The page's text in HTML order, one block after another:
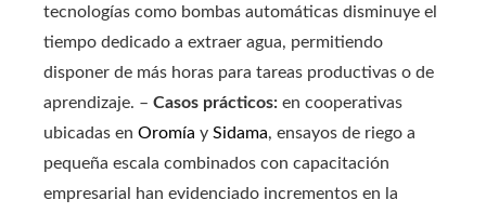
tecnologías como bombas automáticas disminuye el
tiempo dedicado a extraer agua, permitiendo
disponer de más horas para tareas productivas o de
aprendizaje. – Casos prácticos: en cooperativas
ubicadas en Oromía y Sidama, ensayos de riego a
pequeña escala combinados con capacitación
empresarial han evidenciado incrementos en la